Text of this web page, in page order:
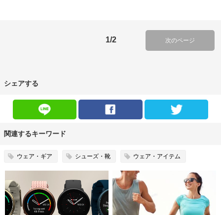
1/2 次のページ
シェアする
関連するキーワード
ウェア・ギア シューズ・靴 ウェア・アイテム